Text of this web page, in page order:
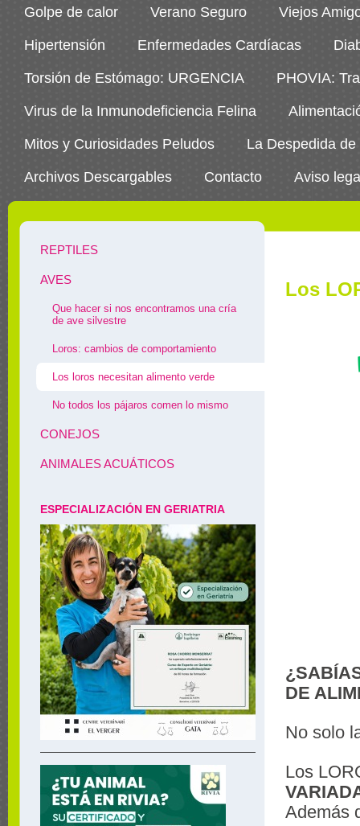
Golpe de calor Verano Seguro Viejos
Hipertensión Enfermedades Cardíacas
Torsión de Estómago: URGENCIA PHOVIA:
Virus de la Inmunodeficiencia Felina
Mitos y Curiosidades Peludos La Despedida
Archivos Descargables Contacto Aviso
Los
DE
No solo
Los
Además
REPTILES
AVES
Que hacer si nos encontramos una cría
de ave silvestre
Loros: cambios de comportamiento
Los loros necesitan alimento verde
No todos los pájaros comen lo mismo
CONEJOS
ANIMALES ACUÁTICOS
ESPECIALIZACIÓN EN GERIATRIA